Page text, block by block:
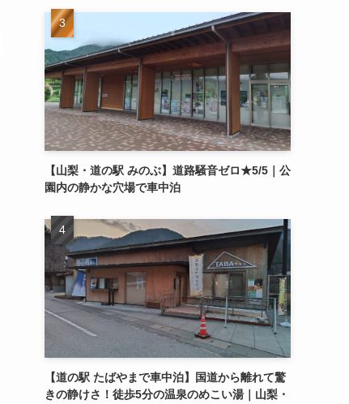
【山梨・道の駅 みのぶ】道路騒音ゼロ★5/5｜公
園内の静かな穴場で車中泊
【道の駅 たばやまで車中泊】国道から離れて驚
きの静けさ！徒歩5分の温泉のめこい湯｜山梨・